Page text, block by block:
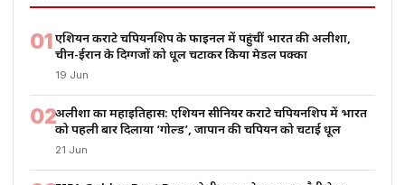
01एशियन कराटे चैंपियनशिप के फाइनल में पहुंचीं भारत की अलीशा,
चीन-ईरान के दिग्गजों को धूल चटाकर किया मेडल पक्का
19 Jun
02अलीशा का महाइतिहास: एशियन सीनियर कराटे चैंपियनशिप में भारत
को पहली बार दिलाया ‘गोल्ड’, जापान की चैंपियन को चटाई धूल
21 Jun